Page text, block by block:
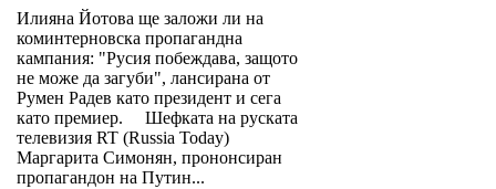
Илияна Йотова ще заложи ли на
коминтерновска пропагандна
кампания: "Русия побеждава, защото
не може да загуби", лансирана от
Румен Радев като президент и сега
като премиер. Шефката на руската
телевизия RT (Russia Today)
Маргарита Симонян, прононсиран
пропагандон на Путин...